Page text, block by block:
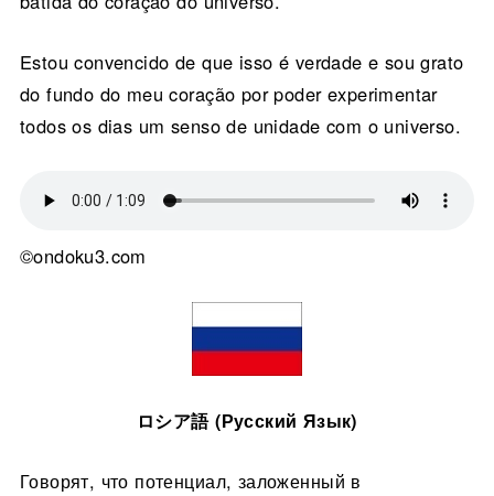
Estou convencido de que isso é verdade e sou grato
do fundo do meu coração por poder experimentar
todos os dias um senso de unidade com o universo.
©ondoku3.com
ロシア語 (Русский Язык)
Говорят, что потенциал, заложенный в